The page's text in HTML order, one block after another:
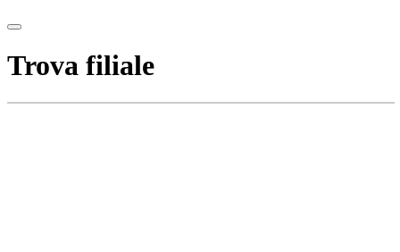
Trova filiale